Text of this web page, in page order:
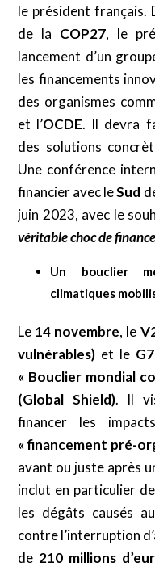
le président français.
de la COP27, le
lancement d’un
les financements
des organismes
et l’OCDE. Il devra
des solutions
Une conférence
financier avec leSud
juin 2023, avec le
véritable choc de
Un bouclier
climatiques
Le 14 novembre, le
vulnérables) et le G7
« Bouclier mondial
(Global Shield). Il
financer les
« financement pré-
avant ou juste après
inclut en particulier
les dégâts causés
contre l’interruption
de 210 millions